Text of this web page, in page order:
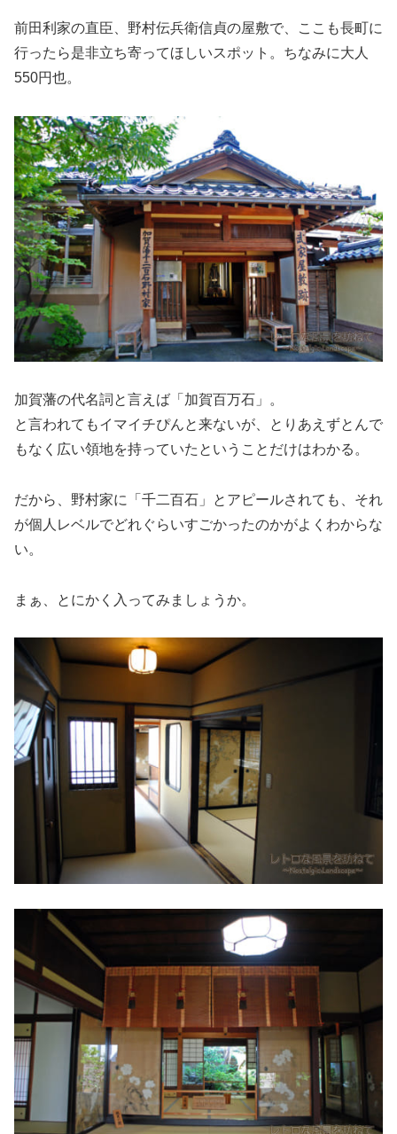
前田利家の直臣、野村伝兵衛信貞の屋敷で、ここも長町に
行ったら是非立ち寄ってほしいスポット。ちなみに大人
550円也。
加賀藩の代名詞と言えば「加賀百万石」。
と言われてもイマイチぴんと来ないが、とりあえずとんで
もなく広い領地を持っていたということだけはわかる。
だから、野村家に「千二百石」とアピールされても、それ
が個人レベルでどれぐらいすごかったのかがよくわからな
い。
まぁ、とにかく入ってみましょうか。